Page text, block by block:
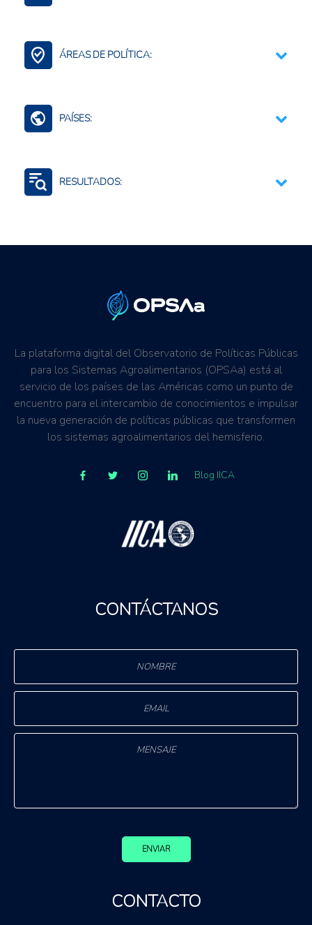
Agroalimentario (total)
ÁREAS DE POLÍTICA:
Agricultura Regenerativa y Resiliente
PAÍSES:
Mundo (agreg.)
Estados Unidos
RESULTADOS:
La plataforma digital del Observatorio de Políticas Públicas
para los Sistemas Agroalimentarios (OPSAa) está al
servicio de los países de las Américas como un punto de
encuentro para el intercambio de conocimientos e impulsar
la nueva generación de políticas públicas que transformen
los sistemas agroalimentarios del hemisferio.
Blog IICA
CONTÁCTANOS
ENVIAR
CONTACTO